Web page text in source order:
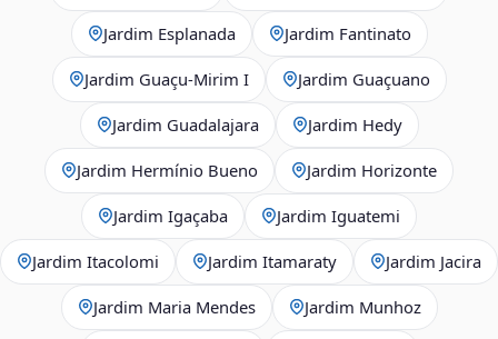
Jardim Esplanada Jardim Fantinato
Jardim Guaçu‑Mirim I Jardim Guaçuano
Jardim Guadalajara Jardim Hedy
Jardim Hermínio Bueno Jardim Horizonte
Jardim Igaçaba Jardim Iguatemi
Jardim Itacolomi Jardim Itamaraty Jardim Jacira
Jardim Maria Mendes Jardim Munhoz